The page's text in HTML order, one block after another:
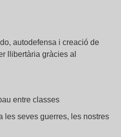
autodefensa i creació de
llibertària gràcies al
entre classes
les seves guerres, les nostres